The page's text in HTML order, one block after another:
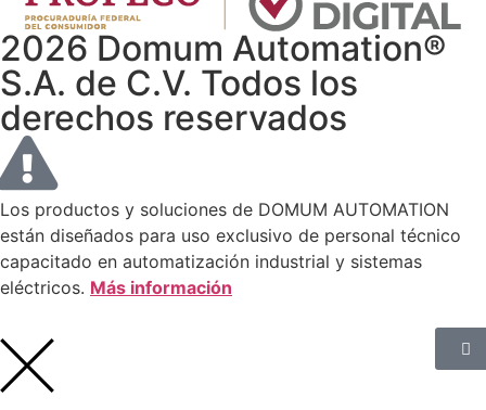
2026 Domum Automation®
S.A. de C.V. Todos los
derechos reservados
Los productos y soluciones de DOMUM AUTOMATION
están diseñados para uso exclusivo de personal técnico
capacitado en automatización industrial y sistemas
eléctricos. Más información